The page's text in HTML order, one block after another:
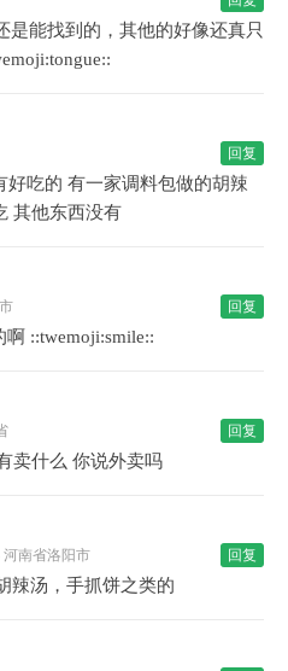
是能找到的，其他的好像还真只
回复
好吃的 有一家调料包做的胡辣
其他东西没有
回复
啊 ::twemoji:smile::
回复
卖什么 你说外卖吗
河南省洛阳市 回复
辣汤，手抓饼之类的